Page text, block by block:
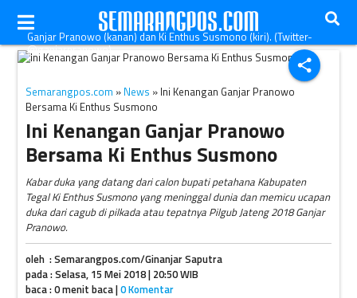
share
Ganjar Pranowo (kanan) dan Ki Enthus Susmono (kiri). (Twitter-
@ganjarpranowo)
Semarangpos.com » News » Ini Kenangan Ganjar Pranowo
Bersama Ki Enthus Susmono
Ini Kenangan Ganjar Pranowo
Bersama Ki Enthus Susmono
Kabar duka yang datang dari calon bupati petahana Kabupaten
Tegal Ki Enthus Susmono yang meninggal dunia dan memicu ucapan
duka dari cagub di pilkada atau tepatnya Pilgub Jateng 2018 Ganjar
Pranowo.
oleh : Semarangpos.com/Ginanjar Saputra
pada : Selasa, 15 Mei 2018 | 20:50 WIB
baca : 0 menit baca |0 Komentar